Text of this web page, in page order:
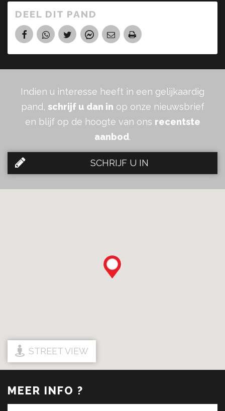
DEEL DIT PAND
Indien u interesse heeft in een gelijkaardig
pand, schrijf u dan in op onze nieuwsbrief
en blijf op de hoogte van ons recentste
aanbod.
SCHRIJF U IN
STREET VIEW
MEER INFO ?